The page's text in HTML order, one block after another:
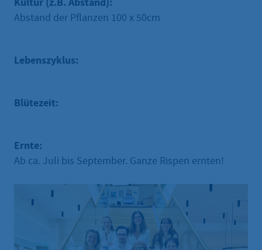
Abstand der Pflanzen 100 x 50cm
Lebenszyklus:
Blütezeit:
Ernte:
Ab ca. Juli bis September. Ganze Rispen ernten!